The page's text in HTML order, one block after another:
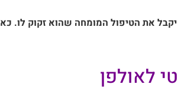
את הטיפול המומחה שהוא זקוק לו.
לאולפן